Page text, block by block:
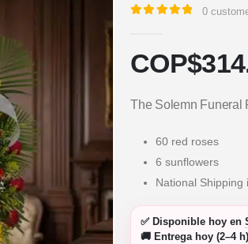
0
COP$
The Solemn Funeral
60 red roses
6 sunflowers
National Shipping
✅ Disponible hoy en
🚚 Entrega hoy (2–4 h)